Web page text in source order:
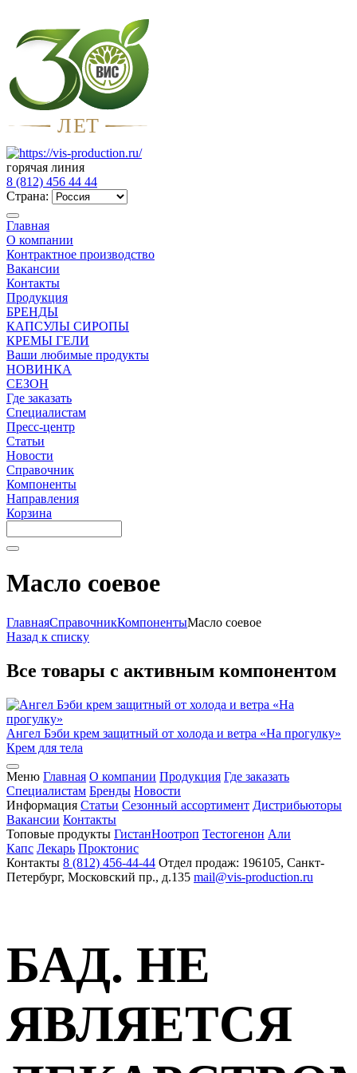
ЛЕТ
горячая линия
8 (812) 456 44 44
Страна:
Главная
О компании
Контрактное производство
Вакансии
Контакты
Продукция
БРЕНДЫ
КАПСУЛЫ СИРОПЫ
КРЕМЫ ГЕЛИ
Ваши любимые продукты
НОВИНКА
СЕЗОН
Где заказать
Специалистам
Пресс-центр
Статьи
Новости
Справочник
Компоненты
Направления
Корзина
Масло соевое
ГлавнаяСправочникКомпонентыМасло соевое
Назад к списку
Все товары с активным компонентом
Ангел Бэби крем защитный от холода и ветра «На прогулку»
Крем для тела
Меню Главная О компании Продукция Где заказать
Специалистам Бренды Новости
Информация Статьи Сезонный ассортимент Дистрибьюторы
Вакансии Контакты
Топовые продукты ГистанНоотроп Тестогенон Али
Капс Лекарь Проктонис
Контакты 8 (812) 456-44-44 Отдел продаж: 196105, Санкт-
Петербург, Московский пр., д.135 mail@vis-production.ru
БАД. НЕ
ЯВЛЯЕТСЯ